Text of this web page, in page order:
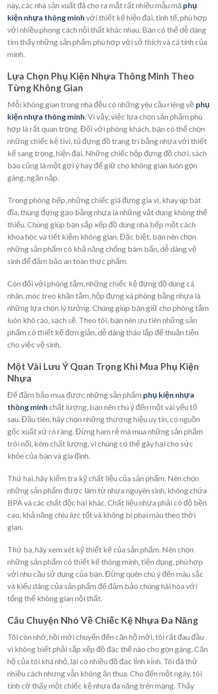
nay, các nhà sản xuất đã cho ra mắt rất nhiều mẫu mã phụ
kiện nhựa thông minh với thiết kế hiện đại, tinh tế, phù hợp
với nhiều phong cách nội thất khác nhau. Bạn có thể dễ dàng
tìm thấy những sản phẩm phù hợp với sở thích và cá tính của
mình.
Lựa Chọn Phụ Kiện Nhựa Thông Minh Theo
Từng Không Gian
Mỗi không gian trong nhà đều có những yêu cầu riêng về phụ
kiện nhựa thông minh. Vì vậy, việc lựa chọn sản phẩm phù
hợp là rất quan trọng. Đối với phòng khách, bạn có thể chọn
những chiếc kệ tivi, tủ đựng đồ trang trí bằng nhựa với thiết
kế sang trọng, hiện đại. Những chiếc hộp đựng đồ chơi, sách
báo cũng là một gợi ý hay để giữ cho không gian luôn gọn
gàng, ngăn nắp.
Trong phòng bếp, những chiếc giá đựng gia vị, khay úp bát
đĩa, thùng đựng gạo bằng nhựa là những vật dụng không thể
thiếu. Chúng giúp bạn sắp xếp đồ dùng nhà bếp một cách
khoa học và tiết kiệm không gian. Đặc biệt, bạn nên chọn
những sản phẩm có khả năng chống bám bẩn, dễ dàng vệ
sinh để đảm bảo an toàn thực phẩm.
Còn đối với phòng tắm, những chiếc kệ đựng đồ dùng cá
nhân, móc treo khăn tắm, hộp đựng xà phòng bằng nhựa là
những lựa chọn lý tưởng. Chúng giúp bạn giữ cho phòng tắm
luôn khô ráo, sạch sẽ. Theo tôi, bạn nên ưu tiên những sản
phẩm có thiết kế đơn giản, dễ dàng tháo lắp để thuận tiện
cho việc vệ sinh.
Một Vài Lưu Ý Quan Trọng Khi Mua Phụ Kiện
Nhựa
Để đảm bảo mua được những sản phẩm phụ kiện nhựa
thông minh chất lượng, bạn nên chú ý đến một vài yếu tố
sau. Đầu tiên, hãy chọn những thương hiệu uy tín, có nguồn
gốc xuất xứ rõ ràng. Đừng ham rẻ mà mua những sản phẩm
trôi nổi, kém chất lượng, vì chúng có thể gây hại cho sức
khỏe của bạn và gia đình.
Thứ hai, hãy kiểm tra kỹ chất liệu của sản phẩm. Nên chọn
những sản phẩm được làm từ nhựa nguyên sinh, không chứa
BPA và các chất độc hại khác. Chất liệu nhựa phải có độ bền
cao, khả năng chịu lực tốt và không bị phai màu theo thời
gian.
Thứ ba, hãy xem xét kỹ thiết kế của sản phẩm. Nên chọn
những sản phẩm có thiết kế thông minh, tiện dụng, phù hợp
với nhu cầu sử dụng của bạn. Đừng quên chú ý đến màu sắc
và kiểu dáng của sản phẩm để đảm bảo chúng hài hòa với
tổng thể không gian nội thất.
Câu Chuyện Nhỏ Về Chiếc Kệ Nhựa Đa Năng
Tôi còn nhớ, hồi mới chuyển đến căn hộ mới, tôi rất đau đầu
vì không biết phải sắp xếp đồ đạc thế nào cho gọn gàng. Căn
hộ của tôi khá nhỏ, lại có nhiều đồ đạc lỉnh kỉnh. Tôi đã thử
nhiều cách nhưng vẫn không ăn thua. Cho đến một ngày, tôi
tình cờ thấy một chiếc kệ nhựa đa năng trên mạng. Thấy